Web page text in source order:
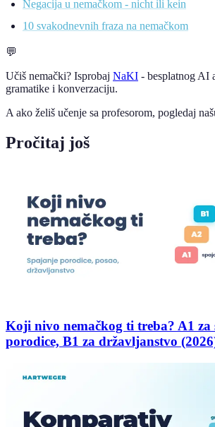
Negacija u nemačkom - nicht ili kein
10 svakodnevnih fraza na nemačkom
💬
Učiš nemački? Isprobaj NaKI - besplatnog AI
gramatike i konverzaciju.
A ako želiš učenje sa profesorom, pogledaj
Pročitaj još
Koji nivo nemačkog ti treba? A1 za
porodice, B1 za državljanstvo